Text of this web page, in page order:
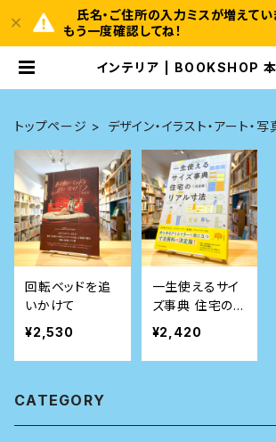
氏名・ご住所の入力ミスが増えてい
もう一度確認してね！
インテリア | BOOKSHOP
トップページ デザイン・イラスト・アート・写
回転ベッドを追
いかけて
¥2,530
一生使えるサイ
ズ事典 住宅のリ
アル寸法 完全版
¥2,420
CATEGORY